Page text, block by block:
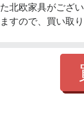
北欧家具がござ
すので、買い取